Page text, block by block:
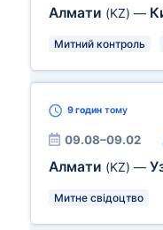
Алмати (KZ) —
Митний контроль
9 годин тому
09.08–09.02
Алмати (KZ) —
Митне свідоцтво